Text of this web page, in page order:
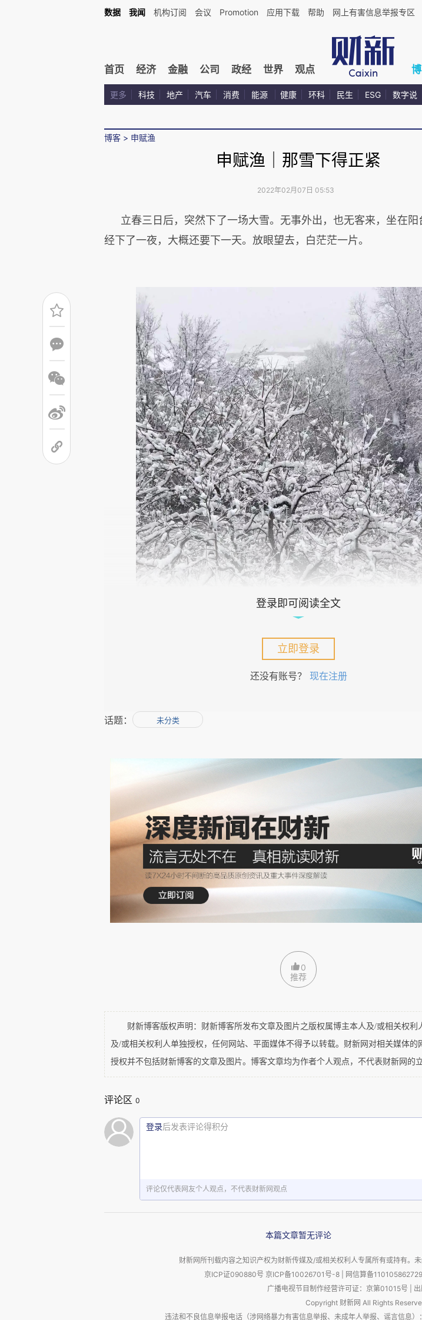
数据 我闻 机构订阅 会议 Promotion 应用下载 帮助 网上有害信息举报专区
首页 经济 金融 公司 政经 世界 观点
更多 科技 地产 汽车 消费 能源 健康 环科 民生 ESG 数字说
博客 > 申赋渔
申赋渔｜那雪下得正紧
2022年02月07日 05:53
立春三日后，突然下了一场大雪。无事外出，也无客来，坐在阳
经下了一夜，大概还要下一天。放眼望去，白茫茫一片。
门前雪中乌桕树。
先秦史的三本书：《诸神的踪迹》《君子的春秋》《战国的星空
下历史，又去写了《寂静的巴黎》和《沉默的土地》。然而心里还
列。特别是六朝史，心心念念，日思夜想。今天这场大雪，让我不
千年之前，想去找一个人一同看这满天的雪。
夫子庙淮清桥旁边，在东晋的时候有个渡口，叫萧家渡。王徽之
与谢琰、谢玄一起在淝水打败了符坚。吹笛更是号称“江左第一”。
的说法。衣冠南渡，文化南迁。江左第一，便是天下第一了。
奏。”桓伊下车，拿出柯笛，“三弄罢，便上车去，主客不交一言。
度？这便是。
这里说点题外话，桓伊吹的“柯笛”，可是大有来历。皇帝请蔡邕
肯，躲到了江南。就住在离南京不远的溧阳。他在这里隐居了十
方，遇到从吴地来的人。蔡邕说：“我曾经过会稽的柯亭，看到屋顶
十六根，可以取下来做支笛子。”这人回到绍兴，找到这个亭子，
了支笛子。笛音大妙。蔡邕后来还是被董卓逼得去当官。本来不去
族”，只好去。去了之后，董卓把年轻时耕地捡的一把削铁如泥刀
历。蔡邕瞥了一眼，说：“项羽刀。”董卓对他佩服得五体投地，不
登录即可阅读全文
立即登录
还没有账号？ 现在注册
话题： 未分类
0
推荐
财新博客版权声明：财新博客所发布文章及图片之版权属博主本人及/或相关权利
及/或相关权利人单独授权，任何网站、平面媒体不得予以转载。财新网对相关媒体的
授权并不包括财新博客的文章及图片。博客文章均为作者个人观点，不代表财新网的
评论区 0
登录后发表评论得积分
评论仅代表网友个人观点，不代表财新网观点
本篇文章暂无评论
财新网所刊载内容之知识产权为财新传媒及/或相关权利人专属所有或持有。
京ICP证090880号 京ICP备10026701号-8 网信算备
广播电视节目制作经营许可证：京第01015号
Copyright 财新网 All Rights
违法和不良信息举报电话（涉网络暴力有害信息举报、未成年人举报、谣言信